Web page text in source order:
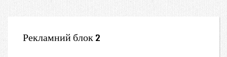
Рекламний блок 2